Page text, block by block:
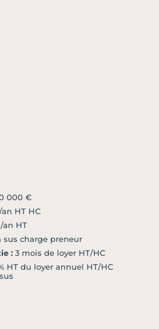
000 €
HT HC
an HT
sus charge preneur
: 3 mois de loyer HT/HC
HT du loyer annuel HT/HC